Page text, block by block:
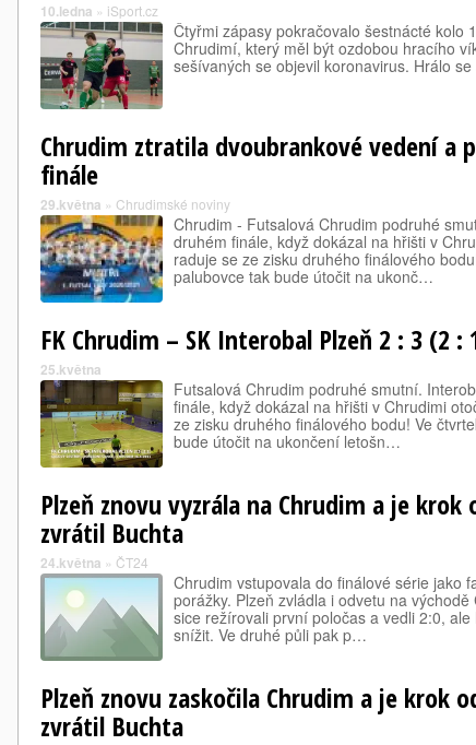
10.ledna » iSport.cz
Čtyřmi zápasy pokračovalo šestnácté kolo
Chrudimí, který měl být ozdobou hracího
sešívaných se objevil koronavirus. Hrálo
Chrudim ztratila dvoubrankové vedení a
finále
29.května » Chrudimské noviny
Chrudim - Futsalová Chrudim podruhé
druhém finále, když dokázal na hřišti v
raduje se ze zisku druhého finálového
palubovce tak bude útočit na ukonč…
FK Chrudim – SK Interobal Plzeň 2 : 3 (2 :
25.května
Futsalová Chrudim podruhé smutní.
finále, když dokázal na hřišti v Chrudimi
ze zisku druhého finálového bodu! Ve
bude útočit na ukončení letošn…
Plzeň znovu vyzrála na Chrudim a je
zvrátil Buchta
24.května » ČT24
Chrudim vstupovala do finálové série jako
porážky. Plzeň zvládla i odvetu na
sice režírovali první poločas a vedli 2:0,
snížit. Ve druhé půli pak p…
Plzeň znovu zaskočila Chrudim a je krok
zvrátil Buchta